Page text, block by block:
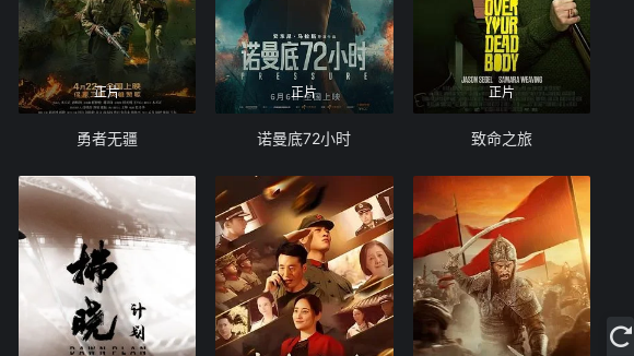
正片
勇者无疆
正片
诺曼底72小时
正片
致命之旅